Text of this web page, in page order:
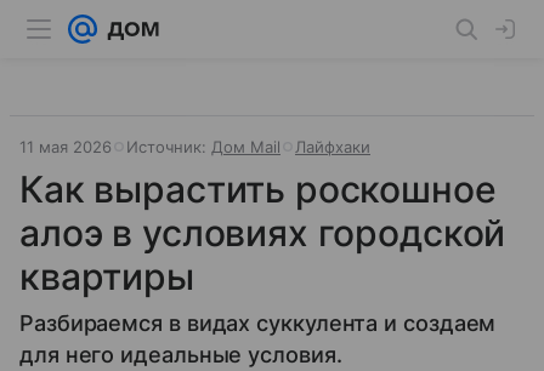
11 мая 2026 Источник: Дом Mail Лайфхаки
Как вырастить роскошное
алоэ в условиях городской
квартиры
Разбираемся в видах суккулента и создаем
для него идеальные условия.